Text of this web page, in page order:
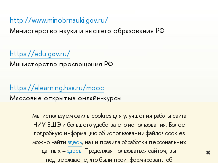
Мы используем файлы cookies для улучшения работы сайта
НИУ ВШЭ и большего удобства его использования. Более
подробную информацию об использовании файлов cookies
можно найти здесь, наши правила обработки персональных
данных –здесь. Продолжая пользоваться сайтом, вы
подтверждаете, что были проинформированы об
✖
http://www.minobrnauki.gov.ru/
Министерство науки и высшего образования РФ
https://edu.gov.ru/
Министерство просвещения РФ
https://elearning.hse.ru/mooc
Массовые открытые онлайн-курсы
© НИУ ВШЭ 1993–2026
Адреса и контакты
Условия использования материалов
Политика конфиденциальности